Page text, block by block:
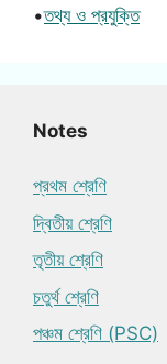
•তথ্য ও প্রযুক্তি
Notes
প্রথম শ্রেণি
দ্বিতীয় শ্রেণি
তৃতীয় শ্রেণি
চতুর্থ শ্রেণি
পঞ্চম শ্রেণি (PSC)